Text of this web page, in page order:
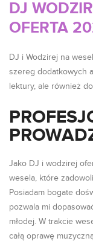
DJ
OFERTA
DJ i Wodzirej na
szereg dodatkowych
lektury, ale również
Jako DJ i wodzirej
wesela, które
Posiadam bogate
pozwala mi
młodej. W trakcie
całą oprawę